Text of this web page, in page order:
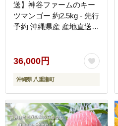
送】神谷ファームのキー
ツマンゴー 約2.5kg - 先行
予約 沖縄県産 産地直送
ギフト 沖縄県 八重瀬町
36,000円
沖縄県 八重瀬町